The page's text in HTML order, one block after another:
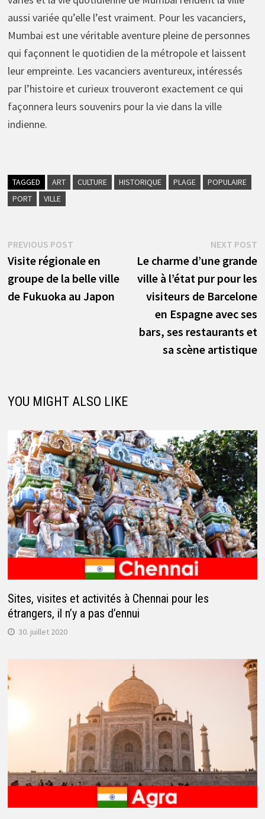
aussi variée qu’elle l’est vraiment. Pour les vacanciers,
Mumbai est une véritable aventure pleine de personnes
qui façonnent le quotidien de la métropole et laissent
leur empreinte. Les vacanciers aventureux, intéressés
par l’histoire et curieux trouveront exactement ce qui
façonnera leurs souvenirs pour la vie dans la ville
indienne.
TAGGED ART CULTURE HISTORIQUE PLAGE
POPULAIRE
PORT
VILLE
Navigation
de
l’article
PREVIOUS POSTPrevious
post:
Visite régionale en
groupe de la belle ville
de Fukuoka au Japon
NEXT POST
Le charme d’une grande
ville à l’état pur pour les
visiteurs de Barcelone
en Espagne avec ses
bars, ses restaurants et
sa scène artistique
YOU MIGHT ALSO LIKE
Sites, visites et activités à Chennai pour les
étrangers, il n’y a pas d’ennui
30. juillet 2020